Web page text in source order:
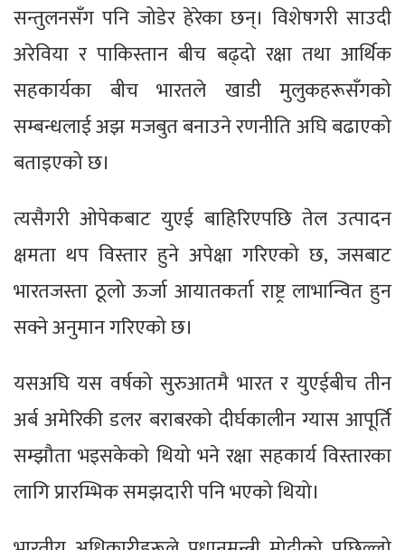
सन्तुलनसँग पनि जोडेर हेरेका छन्। विशेषगरी साउदी
अरेविया र पाकिस्तान बीच बढ्दो रक्षा तथा आर्थिक
सहकार्यका बीच भारतले खाडी मुलुकहरूसँगको
सम्बन्धलाई अझ मजबुत बनाउने रणनीति अघि बढाएको
बताइएको छ।
त्यसैगरी ओपेकबाट युएई बाहिरिएपछि तेल उत्पादन
क्षमता थप विस्तार हुने अपेक्षा गरिएको छ, जसबाट
भारतजस्ता ठूलो ऊर्जा आयातकर्ता राष्ट्र लाभान्वित हुन
सक्ने अनुमान गरिएको छ।
यसअघि यस वर्षको सुरुआतमै भारत र युएईबीच तीन
अर्ब अमेरिकी डलर बराबरको दीर्घकालीन ग्यास आपूर्ति
सम्झौता भइसकेको थियो भने रक्षा सहकार्य विस्तारका
लागि प्रारम्भिक समझदारी पनि भएको थियो।